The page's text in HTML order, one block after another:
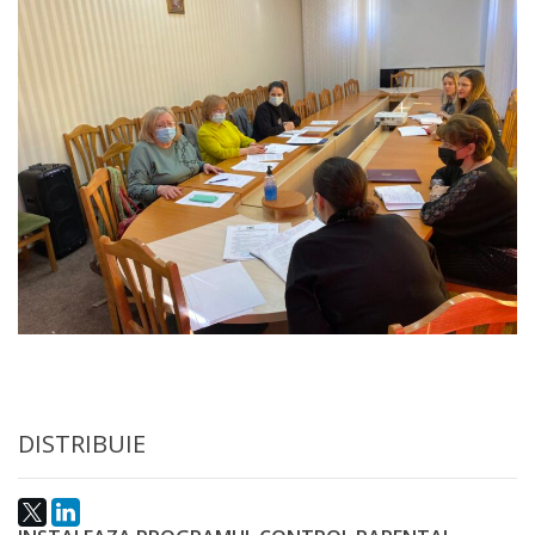
Anticorupție
și
Evenimente
Acte
și
regulamente
internațională
Legislație
DISTRIBUIE